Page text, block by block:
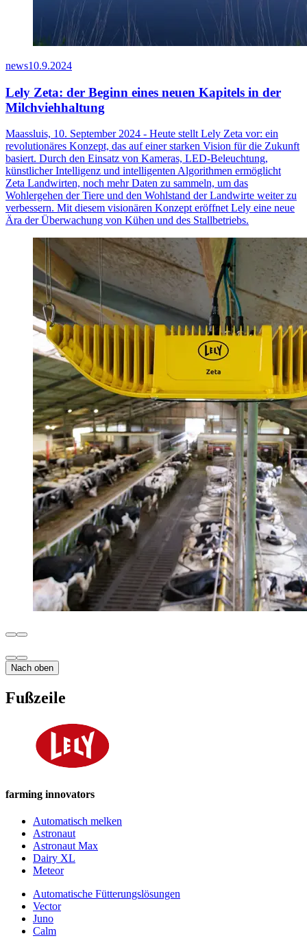
news10.9.2024
Lely Zeta: der Beginn eines neuen Kapitels in der
Milchviehhaltung
Maassluis, 10. September 2024 - Heute stellt Lely Zeta vor: ein
revolutionäres Konzept, das auf einer starken Vision für die Zukunft
basiert. Durch den Einsatz von Kameras, LED-Beleuchtung,
künstlicher Intelligenz und intelligenten Algorithmen ermöglicht
Zeta Landwirten, noch mehr Daten zu sammeln, um das
Wohlergehen der Tiere und den Wohlstand der Landwirte weiter zu
verbessern. Mit diesem visionären Konzept eröffnet Lely eine neue
Ära der Überwachung von Kühen und des Stallbetriebs.
Nach oben
Fußzeile
farming innovators
Automatisch melken
Astronaut
Astronaut Max
Dairy XL
Meteor
Automatische Fütterungslösungen
Vector
Juno
Calm